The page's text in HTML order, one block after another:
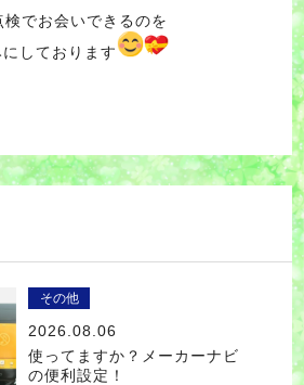
検でお会いできるのを
しております
その他
2026.08.06
使ってますか？メーカーナビ
の便利設定！